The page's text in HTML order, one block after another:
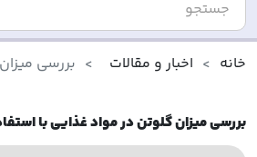
خانه اخبار و مقالات بررسی
بررسی میزان گلوتن در مواد غذایی با